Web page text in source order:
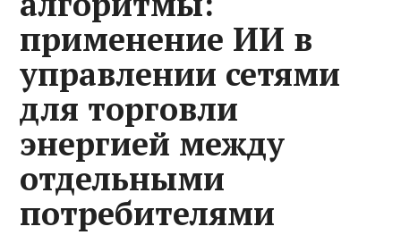
применение ИИ в
управлении сетями
для торговли
энергией между
отдельными
потребителями